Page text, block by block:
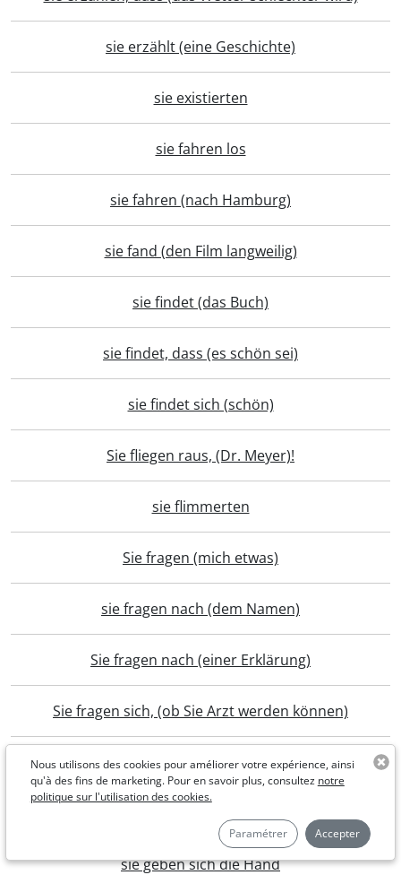
sie erzählt (eine Geschichte)
sie existierten
sie fahren los
sie fahren (nach Hamburg)
sie fand (den Film langweilig)
sie findet (das Buch)
sie findet, dass (es schön sei)
sie findet sich (schön)
Sie fliegen raus, (Dr. Meyer)!
sie flimmerten
Sie fragen (mich etwas)
sie fragen nach (dem Namen)
Sie fragen nach (einer Erklärung)
Sie fragen sich, (ob Sie Arzt werden können)
sie frühstücken
sie geben sich die Hand
Nous utilisons des cookies pour améliorer votre expérience, ainsi
qu'à des fins de marketing. Pour en savoir plus, consultez notre
politique sur l'utilisation des cookies.
Paramétrer Accepter